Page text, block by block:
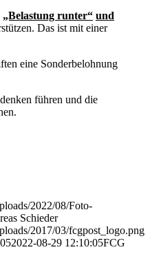
„Belastung runter“ und
Das ist mit einer
eine Sonderbelohnung
führen und die
2022/08/Foto-
Schieder
2017/03/fcgpost_logo.png
2022-08-29 12:10:05FCG